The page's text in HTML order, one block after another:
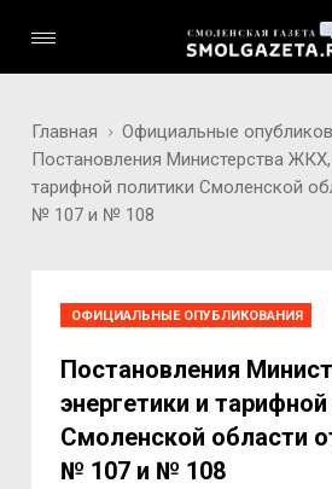
Главная
Официальные
Постановления Министерства ЖКХ,
тарифной политики Смоленской
№ 107 и № 108
ОФИЦИАЛЬНЫЕ ОПУБЛИКОВАНИЯ
Постановления
энергетики и
Смоленской области
№ 107 и № 108